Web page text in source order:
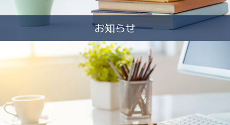
お知らせ